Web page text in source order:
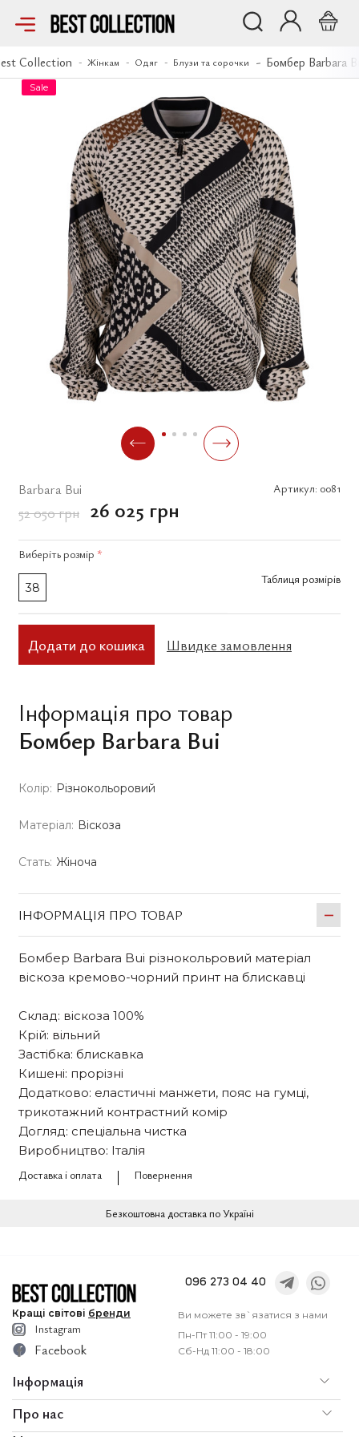
Collection Жінкам Одяг Блузи та сорочки Бомбер Barbara
Бомбер Barbara Bui
Sale
Barbara Bui Артикул: 0081
52 050 грн 26 025 грн
Виберіть розмір *
38
Таблиця розмірів
Додати до кошика Швидке замовлення
Інформація про товар
Бомбер Barbara Bui
Колір: Різнокольоровий
Матеріал: Віскоза
Стать: Жіноча
ІНФОРМАЦІЯ ПРО ТОВАР
Бомбер Barbara Bui різнокольровий матеріал
віскоза кремово-чорний принт на блискавці
Склад: віскоза 100%
Крій: вільний
Застібка: блискавка
Кишені: прорізні
Додатково: еластичні манжети, пояс на гумці,
трикотажний контрастний комір
Догляд: спеціальна чистка
Виробництво: Італія
Доставка і оплата
Повернення
Безкоштовна доставка по Україні
Кращі світові бренди
096 273 04 40
Ви можете зв`язатися з нами
Пн-Пт 11:00 - 19:00
Сб-Нд 11:00 - 18:00
Про нас
Інформація
Доставка і оплата
Instagram
Facebook